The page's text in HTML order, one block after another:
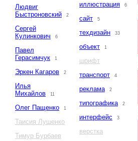
Людвиг
Быстроновский
2
Сергей
Кулинкович
6
Павел
Герасимчук
1
Эркен Кагаров 2
Илья
Михайлов
11
Олег Пащенко 1
Таисия Лушенко
Тимур Бурбаев
иллюстрация 6
сайт 5
техдизайн 33
объект 1
шрифт
транспорт
4
реклама 2
типографика 2
интерфейс 3
верстка